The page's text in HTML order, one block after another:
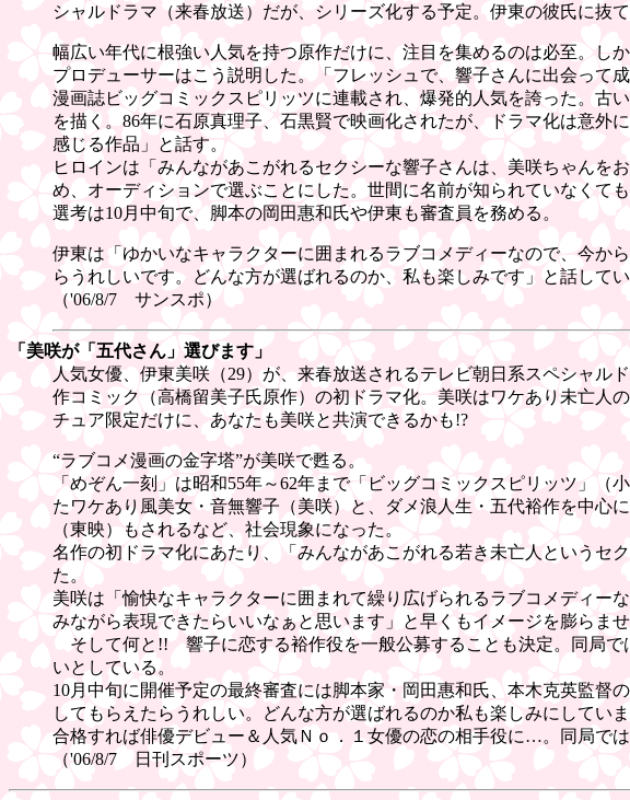
シャルドラマ（来春放送）だが、シリーズ化する予定。伊東の彼氏に抜
幅広い年代に根強い人気を持つ原作だけに、注目を集めるのは必至。し
プロデューサーはこう説明した。「フレッシュで、響子さんに出会って
漫画誌ビッグコミックスピリッツに連載され、爆発的人気を誇った。古
を描く。86年に石原真理子、石黒賢で映画化されたが、ドラマ化は意外
感じる作品」と話す。
ヒロインは「みんながあこがれるセクシーな響子さんは、美咲ちゃん
め、オーディションで選ぶことにした。世間に名前が知られていなくて
選考は10月中旬で、脚本の岡田惠和氏や伊東も審査員を務める。
伊東は「ゆかいなキャラクターに囲まれるラブコメディーなので、今か
らうれしいです。どんな方が選ばれるのか、私も楽しみです」と話してい
（'06/8/7 サンスポ）
「美咲が「五代さん」選びます」
人気女優、伊東美咲（29）が、来春放送されるテレビ朝日系スペシャ
作コミック（高橋留美子氏原作）の初ドラマ化。美咲はワケあり未亡人
チュア限定だけに、あなたも美咲と共演できるかも!?
“ラブコメ漫画の金字塔”が美咲で甦る。
「めぞん一刻」は昭和55年～62年まで「ビッグコミックスピリッツ」
たワケあり風美女・音無響子（美咲）と、ダメ浪人生・五代裕作を中心
（東映）もされるなど、社会現象になった。
名作の初ドラマ化にあたり、「みんながあこがれる若き未亡人というセ
た。
美咲は「愉快なキャラクターに囲まれて繰り広げられるラブコメディー
みながら表現できたらいいなぁと思います」と早くもイメージを膨らませ
そして何と!! 響子に恋する裕作役を一般公募することも決定。同局で
いとしている。
10月中旬に開催予定の最終審査には脚本家・岡田惠和氏、本木克英監
してもらえたらうれしい。どんな方が選ばれるのか私も楽しみにしてい
合格すれば俳優デビュー＆人気Ｎｏ．１女優の恋の相手役に…。同局で
（'06/8/7 日刊スポーツ）